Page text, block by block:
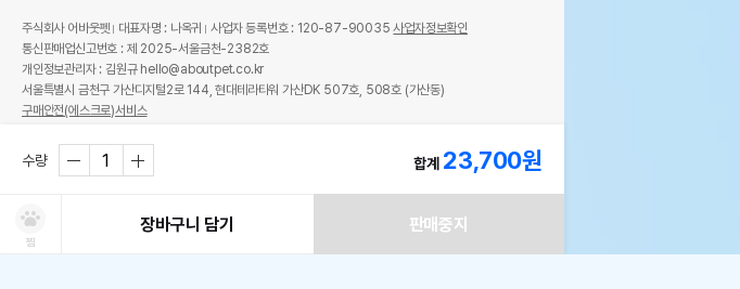
수량 합계 23,700원
찜
장바구니 담기 판매중지
주식회사 어바웃펫 대표자명 : 나옥귀 사업자 등록번호 : 120-87-90035사업자정보확인
통신판매업신고번호 : 제 2025-서울금천-2382호
개인정보관리자 : 김원규 hello@aboutpet.co.kr
서울특별시 금천구 가산디지털2로 144, 현대테라타워 가산DK 507호, 508호 (가산동)
구매안전(에스크로)서비스